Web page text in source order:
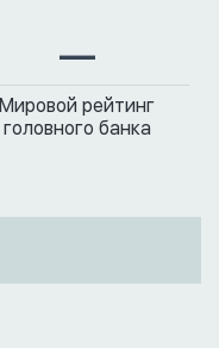
—
Мировой рейтинг
головного банка